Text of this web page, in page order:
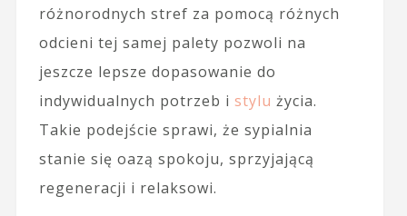
różnorodnych stref za pomocą różnych
odcieni tej samej palety pozwoli na
jeszcze lepsze dopasowanie do
indywidualnych potrzeb i stylu życia.
Takie podejście sprawi, że sypialnia
stanie się oazą spokoju, sprzyjającą
regeneracji i relaksowi.